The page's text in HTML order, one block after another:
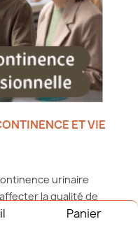
ET VIE
urinaire
la qualité de
Panier